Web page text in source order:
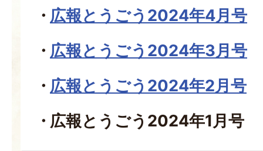
広報とうごう2024年4月号
広報とうごう2024年3月号
広報とうごう2024年2月号
広報とうごう2024年1月号